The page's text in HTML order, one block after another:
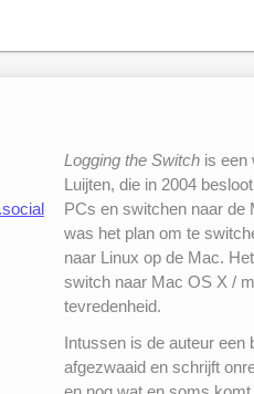
Logging the Switchis een
Luijten, die in 2004
PCs en switchen naar de
was het plan om te
naar Linux op de Mac.
switch naar Mac OS X /
tevredenheid.
Intussen is de auteur een
afgezwaaid en schrijft